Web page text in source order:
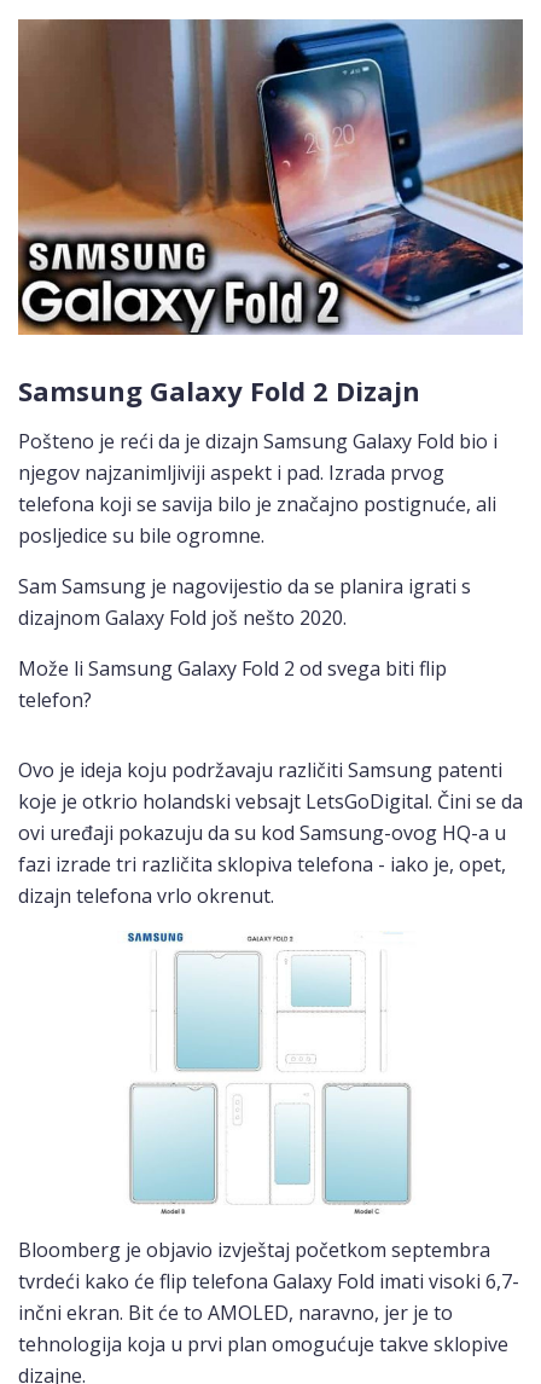
Samsung Galaxy Fold 2 Dizajn
Pošteno je reći da je dizajn Samsung Galaxy Fold bio i
njegov najzanimljiviji aspekt i pad. Izrada prvog
telefona koji se savija bilo je značajno postignuće, ali
posljedice su bile ogromne.
Sam Samsung je nagovijestio da se planira igrati s
dizajnom Galaxy Fold još nešto 2020.
Može li Samsung Galaxy Fold 2 od svega biti flip
telefon?
Ovo je ideja koju podržavaju različiti Samsung patenti
koje je otkrio holandski vebsajt LetsGoDigital. Čini se da
ovi uređaji pokazuju da su kod Samsung-ovog HQ-a u
fazi izrade tri različita sklopiva telefona - iako je, opet,
dizajn telefona vrlo okrenut.
Bloomberg je objavio izvještaj početkom septembra
tvrdeći kako će flip telefona Galaxy Fold imati visoki 6,7-
inčni ekran. Bit će to AMOLED, naravno, jer je to
tehnologija koja u prvi plan omogućuje takve sklopive
dizajne.